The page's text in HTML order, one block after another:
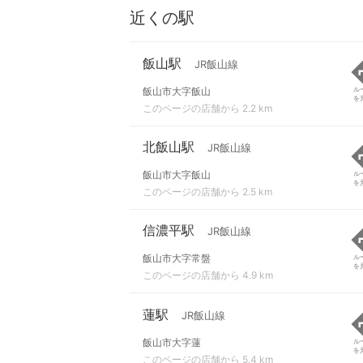
近くの駅
飯山駅 JR飯山線
飯山市大字飯山
このページの店舗から 2.2 km
ル
を
北飯山駅 JR飯山線
飯山市大字飯山
このページの店舗から 2.5 km
ル
を
信濃平駅 JR飯山線
飯山市大字常盤
このページの店舗から 4.9 km
ル
を
蓮駅 JR飯山線
飯山市大字蓮
このページの店舗から 5.4 km
ル
を